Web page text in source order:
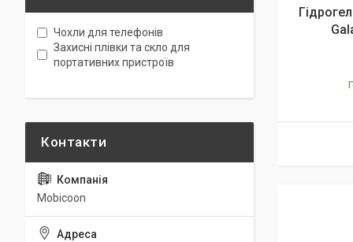
Чохли для телефонів
Захисні плівки та скло для
портативних пристроїв
Mobicoon